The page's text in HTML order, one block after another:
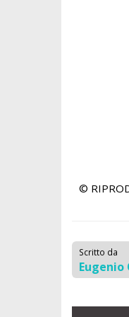
©
Scritto da
Eugenio